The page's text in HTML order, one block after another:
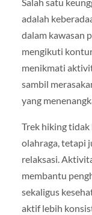
adalah
dalam kawasan
mengikuti
menikmati
sambil
yang
Trek hiking tidak
olahraga, tetapi
relaksasi.
membantu
sekaligus
aktif lebih